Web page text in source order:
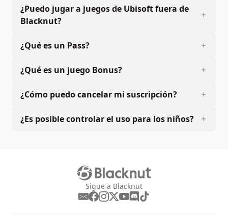
¿Puedo jugar a juegos de Ubisoft fuera de
Blacknut?
¿Qué es un Pass?
¿Qué es un juego Bonus?
¿Cómo puedo cancelar mi suscripción?
¿Es posible controlar el uso para los niños?
Sigue a Blacknut